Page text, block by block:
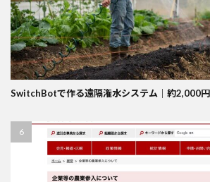
SwitchBotで作る遠隔潅水システム｜約2,000